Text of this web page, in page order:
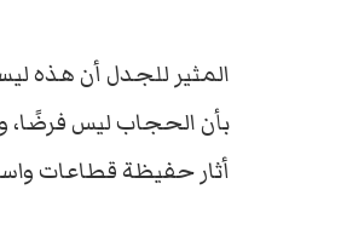
المثير للجدل أن هذه
بأن الحجاب ليس فرضًا،
أثار حفيظة قطاعات